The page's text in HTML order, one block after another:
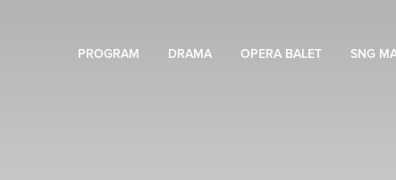
PROGRAM DRAMA OPERA BALET SNG